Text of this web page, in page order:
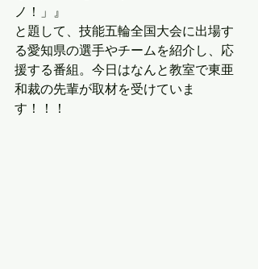
ノ！」』
と題して、技能五輪全国大会に出場す
る愛知県の選手やチームを紹介し、応
援する番組。今日はなんと教室で東亜
和裁の先輩が取材を受けていま
す！！！